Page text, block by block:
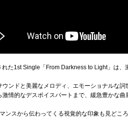
た1st Single「From Darkness to Light」は、
ンドと美麗なメロディ、エモーショナルな
情的なデスボイスパートまで、緩急豊かな曲
ンスから伝わってくる視覚的な印象も見ど